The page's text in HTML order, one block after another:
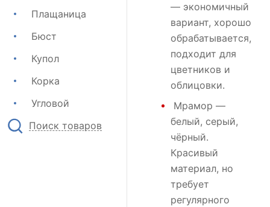
Плащаница
Бюст
Купол
Корка
Угловой
Поиск товаров
— экономичный
вариант, хорошо
обрабатывается,
подходит для
цветников и
облицовки.
Мрамор —
белый, серый,
чёрный.
Красивый
материал, но
требует
регулярного